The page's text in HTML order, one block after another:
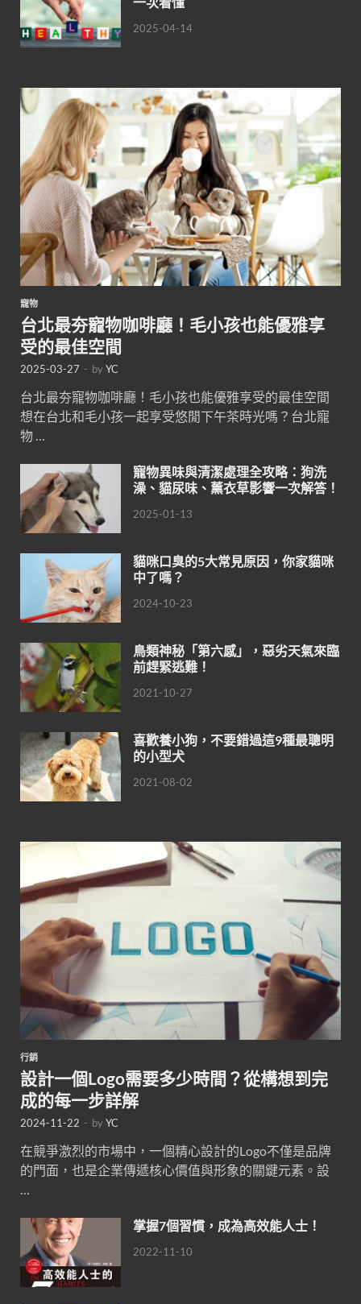
2025-04-14
寵物
台北最夯寵物咖啡廳！毛小孩也能優雅享
受的最佳空間
2025-03-27 - byYC
台北最夯寵物咖啡廳！毛小孩也能優雅享受的最佳空間
想在台北和毛小孩一起享受悠閒下午茶時光嗎？台北寵
物 …
寵物異味與清潔處理全攻略：狗洗
澡、貓尿味、薰衣草影響一次解答！
2025-01-13
貓咪口臭的5大常見原因，你家貓咪
中了嗎？
2024-10-23
鳥類神秘「第六感」，惡劣天氣來臨
前趕緊逃難！
2021-10-27
喜歡養小狗，不要錯過這9種最聰明
的小型犬
2021-08-02
行銷
設計一個Logo需要多少時間？從構想到完
成的每一步詳解
2024-11-22 - byYC
在競爭激烈的市場中，一個精心設計的Logo不僅是品牌
的門面，也是企業傳遞核心價值與形象的關鍵元素。設
…
掌握7個習慣，成為高效能人士！
2022-11-10